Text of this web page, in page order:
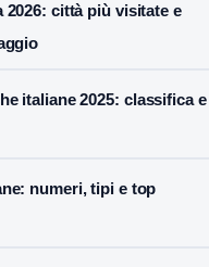
2026: città più visitate e
italiane 2025: classifica e
numeri, tipi e top